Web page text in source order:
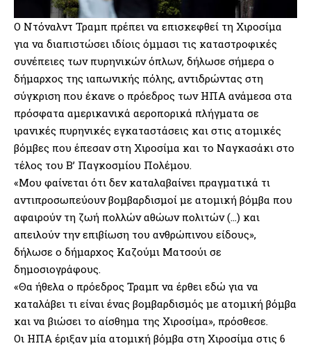
Ο Ντόναλντ Τραμπ πρέπει να επισκεφθεί τη Χιροσίμα
για να διαπιστώσει ιδίοις όμμασι τις καταστροφικές
συνέπειες των πυρηνικών όπλων, δήλωσε σήμερα ο
δήμαρχος της ιαπωνικής πόλης, αντιδρώντας στη
σύγκριση που έκανε ο πρόεδρος των ΗΠΑ ανάμεσα στα
πρόσφατα αμερικανικά αεροπορικά πλήγματα σε
ιρανικές πυρηνικές εγκαταστάσεις και στις ατομικές
βόμβες που έπεσαν στη Χιροσίμα και το Ναγκασάκι στο
τέλος του Β’ Παγκοσμίου Πολέμου.
«Μου φαίνεται ότι δεν καταλαβαίνει πραγματικά τι
αντιπροσωπεύουν βομβαρδισμοί με ατομική βόμβα που
αφαιρούν τη ζωή πολλών αθώων πολιτών (…) και
απειλούν την επιβίωση του ανθρώπινου είδους»,
δήλωσε ο δήμαρχος Καζούμι Ματσούι σε
δημοσιογράφους.
«Θα ήθελα ο πρόεδρος Τραμπ να έρθει εδώ για να
καταλάβει τι είναι ένας βομβαρδισμός με ατομική βόμβα
και να βιώσει το αίσθημα της Χιροσίμα», πρόσθεσε.
Οι ΗΠΑ έριξαν μία ατομική βόμβα στη Χιροσίμα στις 6